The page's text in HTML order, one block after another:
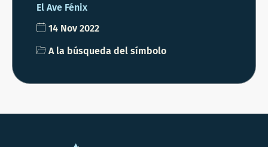
El Ave Fénix
14 Nov 2022
A la búsqueda del símbolo